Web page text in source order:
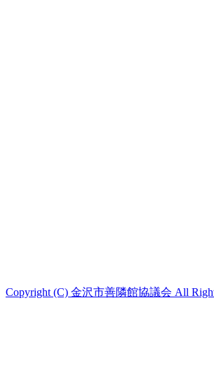
Copyright (C) 金沢市善隣館協議会 All